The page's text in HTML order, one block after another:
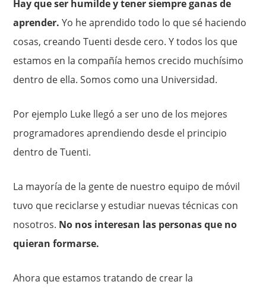
Hay que ser humilde y tener siempre ganas de
aprender. Yo he aprendido todo lo que sé haciendo
cosas, creando Tuenti desde cero. Y todos los que
estamos en la compañía hemos crecido muchísimo
dentro de ella. Somos como una Universidad.
Por ejemplo Luke llegó a ser uno de los mejores
programadores aprendiendo desde el principio
dentro de Tuenti.
La mayoría de la gente de nuestro equipo de móvil
tuvo que reciclarse y estudiar nuevas técnicas con
nosotros. No nos interesan las personas que no
quieran formarse.
Ahora que estamos tratando de crear la